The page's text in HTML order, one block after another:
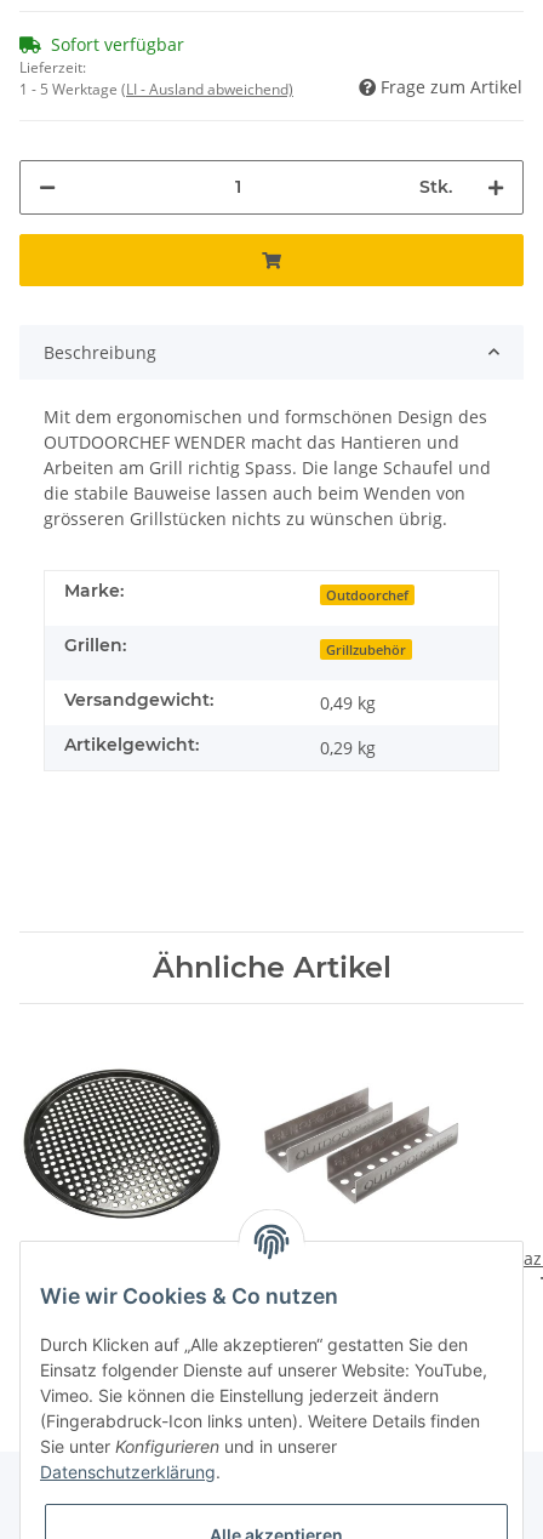
Sofort verfügbar
Lieferzeit:
1 - 5 Werktage (LI - Ausland abweichend) Frage zum Artikel
Stk.
Beschreibung
Mit dem ergonomischen und formschönen Design des
OUTDOORCHEF WENDER macht das Hantieren und
Arbeiten am Grill richtig Spass. Die lange Schaufel und
die stabile Bauweise lassen auch beim Wenden von
grösseren Grillstücken nichts zu wünschen übrig.
Marke: Outdoorchef
Grillen: Grillzubehör
Versandgewicht: 0,49 kg
Artikelgewicht: 0,29 kg
Ähnliche Artikel
(System 480/570)
29,90 CHF*
Fisch Rack Set (System
19,90 CHF
Wie wir Cookies & Co nutzen
Durch Klicken auf „Alle akzeptieren“ gestatten Sie den
Einsatz folgender Dienste auf unserer Website: YouTube,
Vimeo. Sie können die Einstellung jederzeit ändern
(Fingerabdruck-Icon links unten). Weitere Details finden
Sie unter Konfigurieren und in unserer
Datenschutzerklärung.
Alle akzeptieren